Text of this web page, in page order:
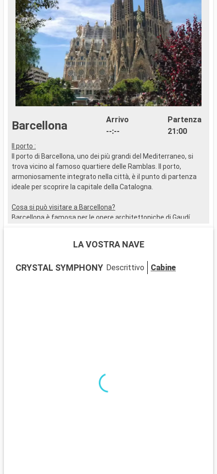
Barcellona
Arrivo
--:--
Partenza
21:00
Il porto :
Il porto di Barcellona, uno dei più grandi del Mediterraneo, si
trova vicino al famoso quartiere delle Ramblas. Il porto,
armoniosamente integrato nella città, è il punto di partenza
ideale per scoprire la capitale della Catalogna.
Cosa si può visitare a Barcellona?
Barcellona è famosa per le opere architettoniche di Gaudí.
della Boqueria è un must per assaggiare la cultura e i sapori
LA VOSTRA NAVE
CRYSTAL SYMPHONY Descrittivo Cabine